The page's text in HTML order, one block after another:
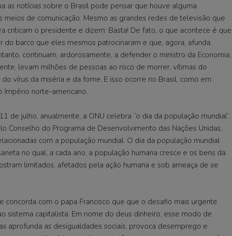
as notícias sobre o Brasil pode pensar que houve alguma
de comunicação. Mesmo as grandes redes de televisão que
criticam o presidente e dizem: Basta! De fato, o que acontece é que
barco que eles mesmos patrocinaram e que, agora, afunda.
continuam, ardorosamente, a defender o ministro da Economia,
levam milhões de pessoas ao risco de morrer, vítimas do
vírus da miséria e da fome. E isso ocorre no Brasil, como em
Império norte-americano.
de julho, anualmente, a ONU celebra “o dia da população mundial”.
Conselho do Programa de Desenvolvimento das Nações Unidas,
com a população mundial. O dia da população mundial
no qual, a cada ano, a população humana cresce e os bens da
limitados, afetados pela ação humana e sob ameaça de se
com o papa Francisco que que o desafio mais urgente
sistema capitalista. Em nome do deus dinheiro, esse modo de
aprofunda as desigualdades sociais, provoca desemprego e